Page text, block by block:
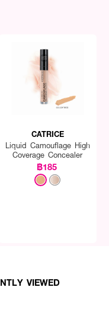
CATRICE
Liquid Camouflage High
Coverage Concealer
฿185
VIEWED